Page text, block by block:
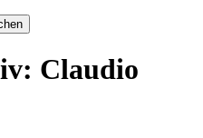
Claudio